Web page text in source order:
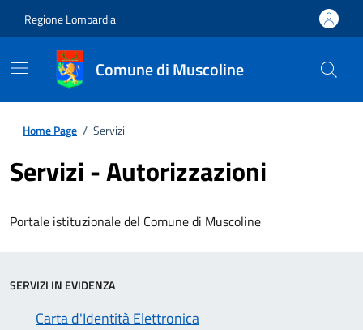
Regione Lombardia
Comune di Muscoline
Home Page / Servizi
Servizi - Autorizzazioni
Portale istituzionale del Comune di Muscoline
SERVIZI IN EVIDENZA
Carta d'Identità Elettronica